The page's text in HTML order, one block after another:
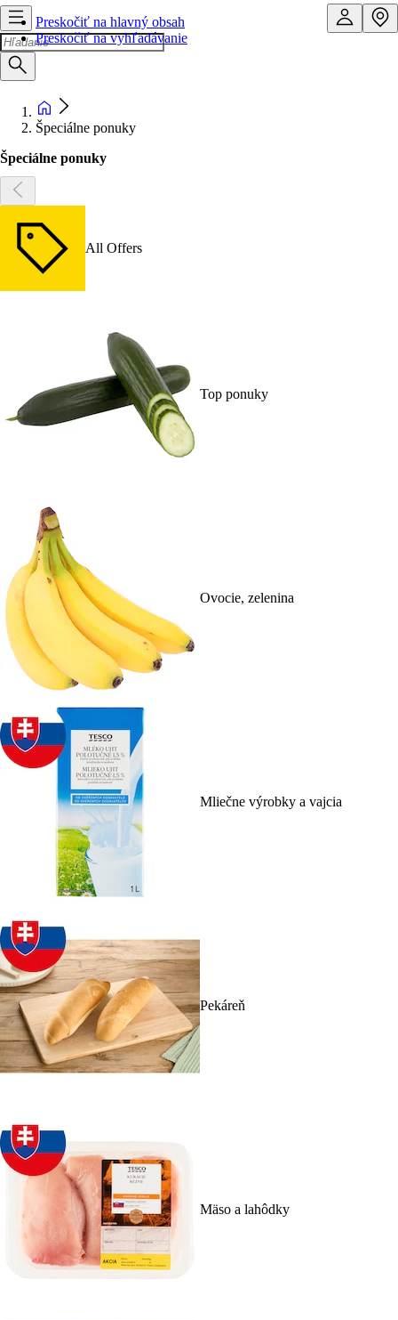
Preskočiť na hlavný obsah
Preskočiť na vyhľadávanie
Špeciálne ponuky
Špeciálne ponuky
All Offers
Top ponuky
Ovocie, zelenina
Mliečne výrobky a vajcia
Pekáreň
Mäso a lahôdky